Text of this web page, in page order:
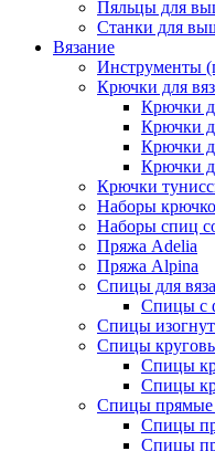
Пяльцы для
Станки для
Вязание
Инструменты
Крючки для
Крючки
Крючки
Крючки
Крючки
Крючки
Наборы
Наборы спиц
Пряжа Adelia
Пряжа Alpina
Спицы для
Спицы с
Спицы
Спицы
Спицы
Спицы
Спицы прямые
Спицы
Спицы